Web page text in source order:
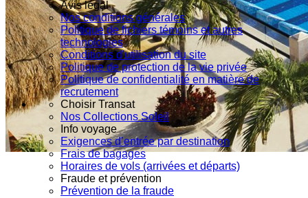
Avis légal
Nos conditions générales
Politique de fichiers témoins et autres
technologies
Conditions d'utilisation du site
Politique de protection de la vie privée
Politique de confidentialité en matière de
recrutement
Choisir Transat
Nos Collections Soleil
Info voyage
Exigences d’entrée par destination
Frais de bagages
Horaires de vols (arrivées et départs)
Fraude et prévention
Prévention de la fraude